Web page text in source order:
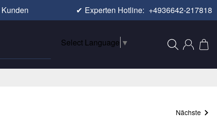
✔ Experten Hotline: +4936642-217818
Select Language ▼
Nächste